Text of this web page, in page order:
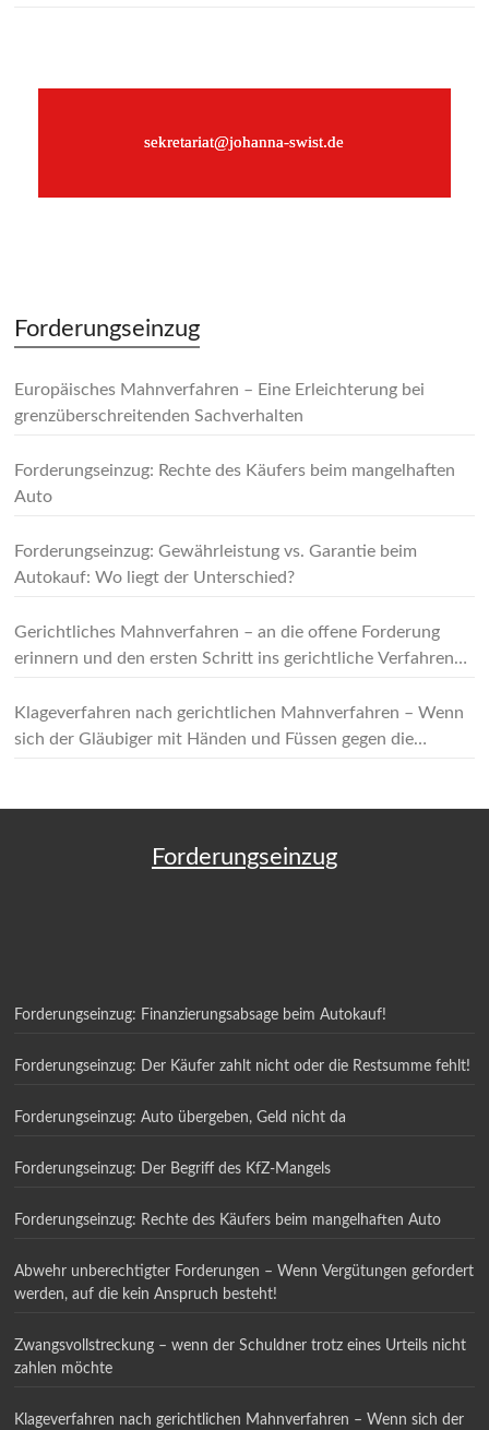
sekretariat@johanna-swist.de
Forderungseinzug
Europäisches Mahnverfahren – Eine Erleichterung bei
grenzüberschreitenden Sachverhalten
Forderungseinzug: Rechte des Käufers beim mangelhaften
Auto
Forderungseinzug: Gewährleistung vs. Garantie beim
Autokauf: Wo liegt der Unterschied?
Gerichtliches Mahnverfahren – an die offene Forderung
erinnern und den ersten Schritt ins gerichtliche Verfahren
Klageverfahren nach gerichtlichen Mahnverfahren – Wenn
sich der Gläubiger mit Händen und Füssen gegen die
Forderungseinzug
Forderungseinzug: Finanzierungsabsage beim Autokauf!
Forderungseinzug: Der Käufer zahlt nicht oder die Restsumme fehlt!
Forderungseinzug: Auto übergeben, Geld nicht da
Forderungseinzug: Der Begriff des KfZ-Mangels
Forderungseinzug: Rechte des Käufers beim mangelhaften Auto
Abwehr unberechtigter Forderungen – Wenn Vergütungen gefordert
werden, auf die kein Anspruch besteht!
Zwangsvollstreckung – wenn der Schuldner trotz eines Urteils nicht
zahlen möchte
Klageverfahren nach gerichtlichen Mahnverfahren – Wenn sich der